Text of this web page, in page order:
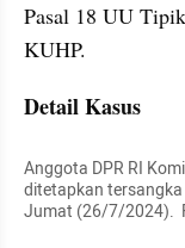
Pasal 18 UU
KUHP.
Detail Kasus
Anggota DPR RI
ditetapkan
Jumat (26/7/2024).